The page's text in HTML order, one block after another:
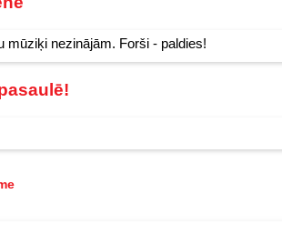
mūziķi nezinājām. Forši - paldies!